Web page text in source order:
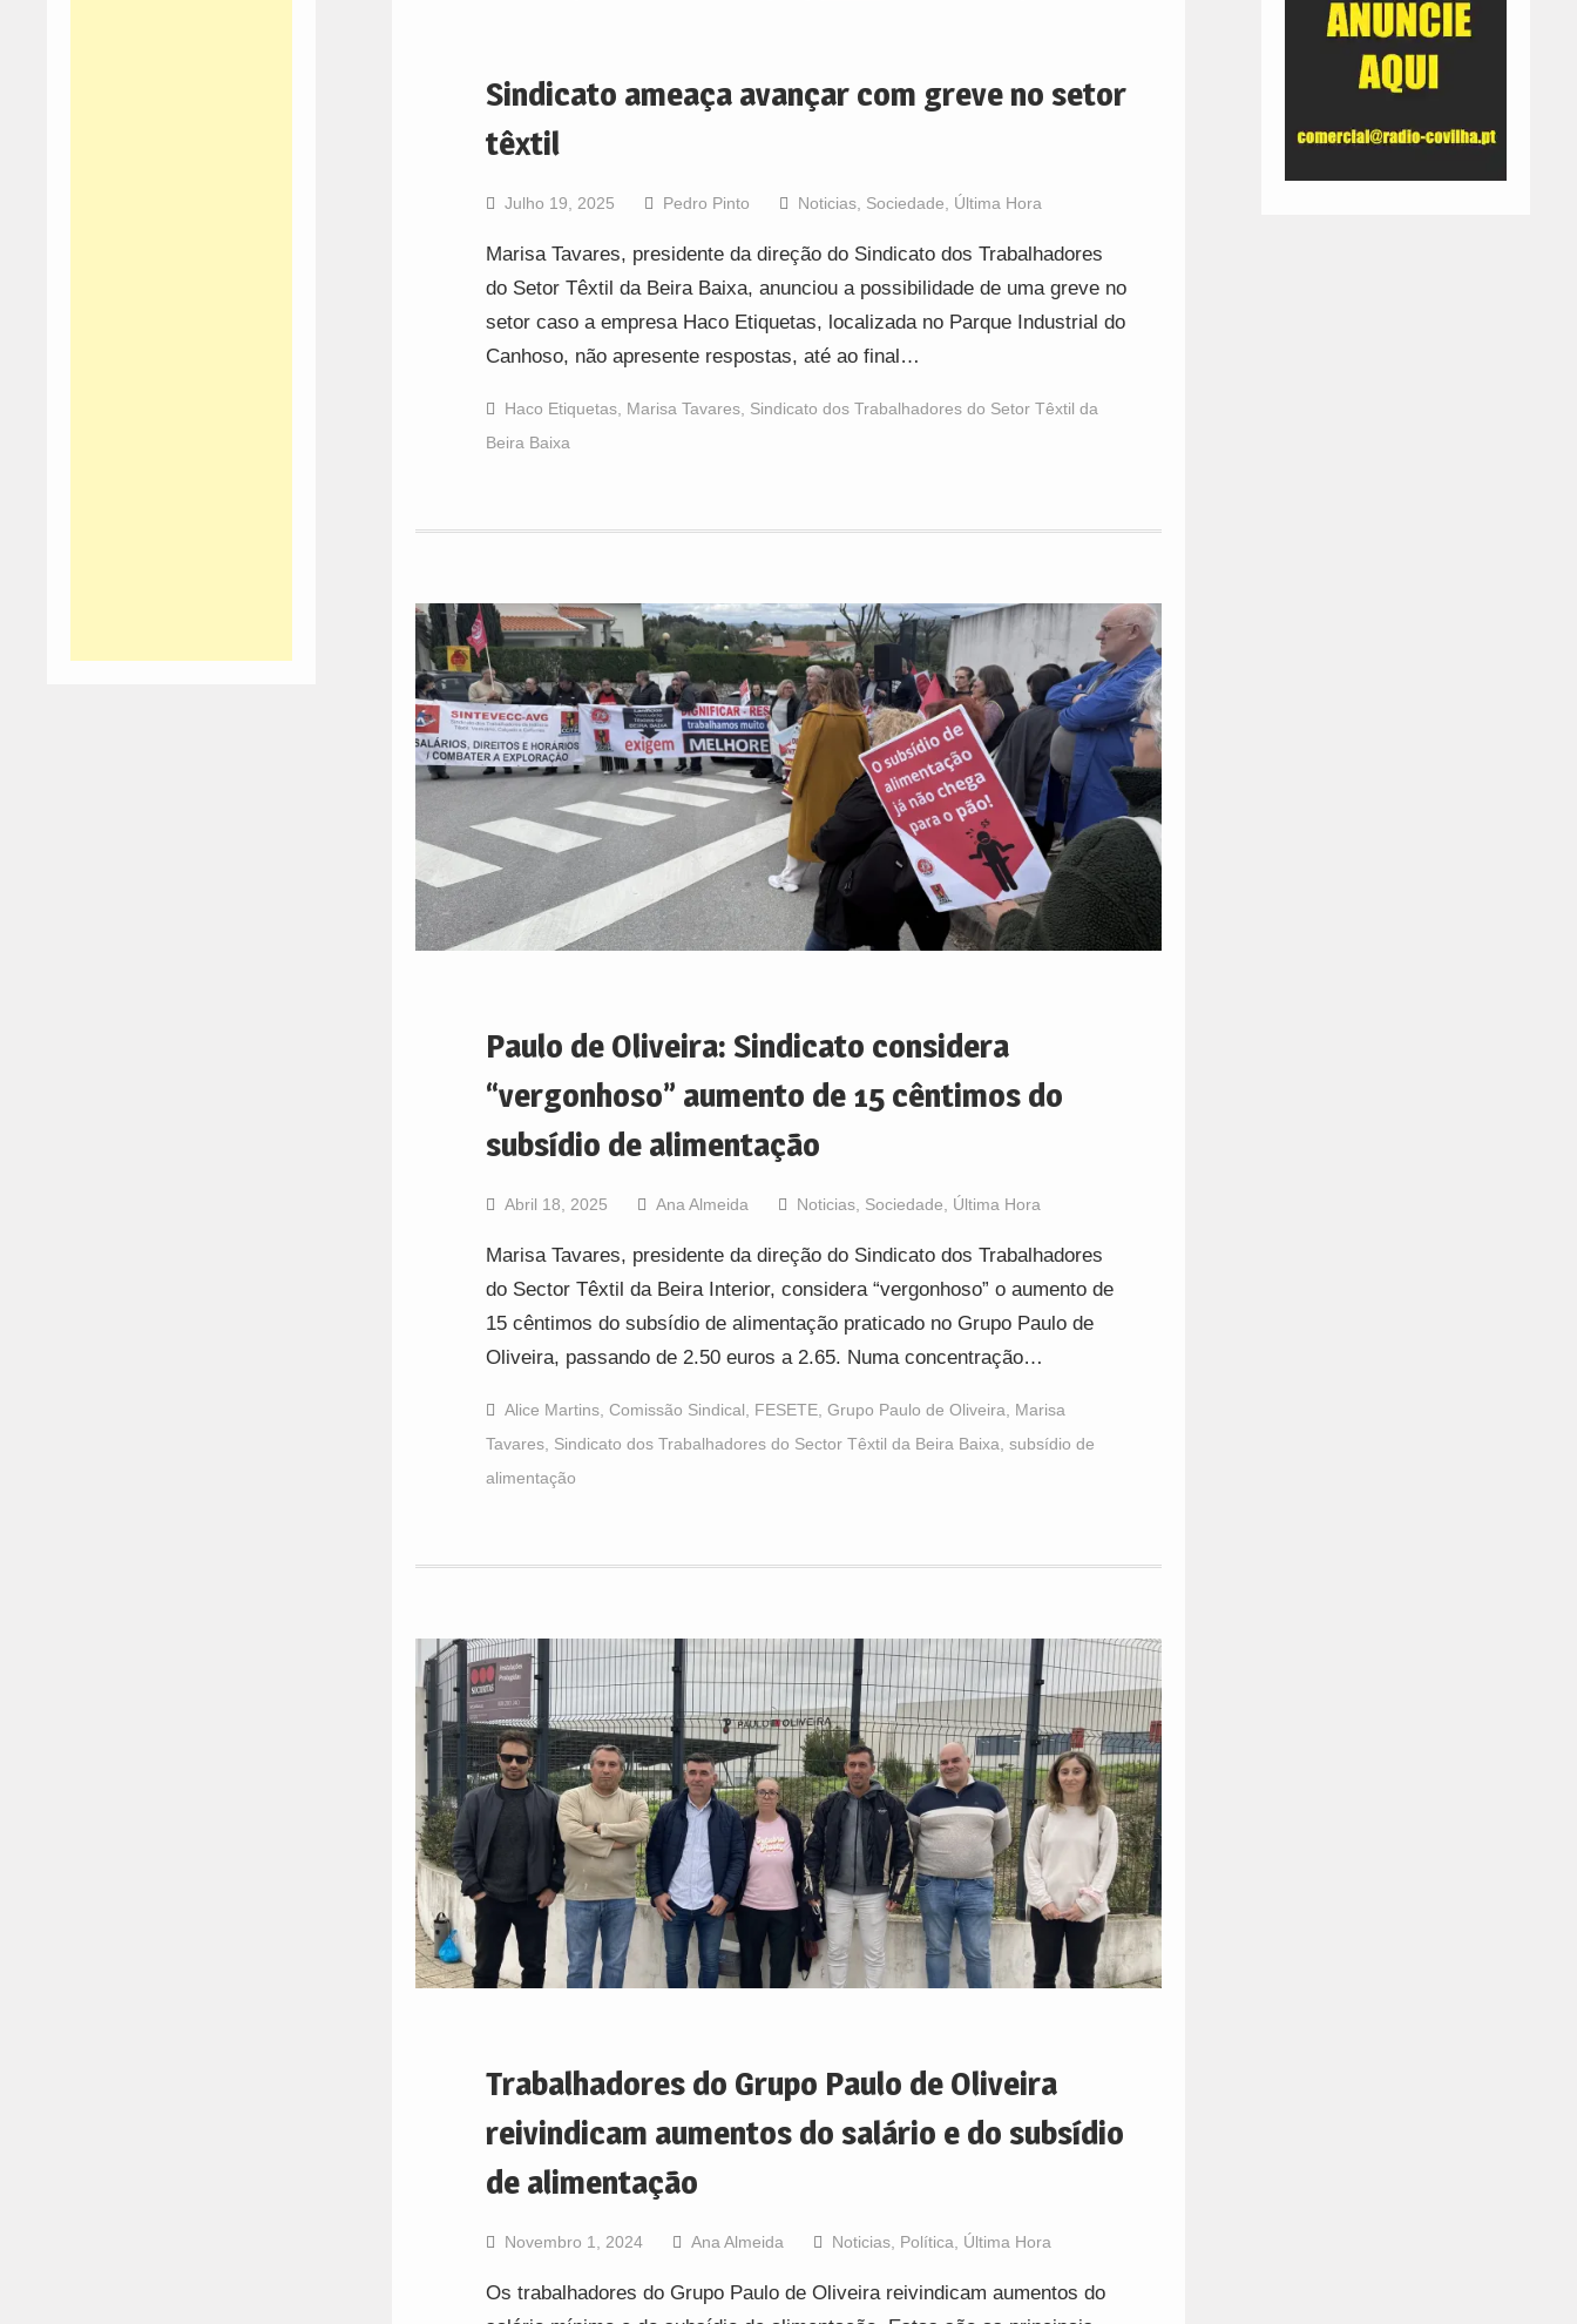
Sindicato ameaça avançar com greve no setor
têxtil
Julho 19, 2025 Pedro Pinto Noticias, Sociedade Última Hora
Marisa Tavares, presidente da direção do Sindicato dos Trabalhadores
do Setor Têxtil da Beira Baixa, anunciou a possibilidade de uma greve no
setor caso a empresa Haco Etiquetas, localizada no Parque Industrial do
Canhoso, não apresente respostas, até ao final…
Haco Etiquetas, Marisa Tavares, Sindicato dos Trabalhadores do Setor Têxtil da
Beira Baixa
Paulo de Oliveira: Sindicato considera
“vergonhoso” aumento de 15 cêntimos do
subsídio de alimentação
Abril 18, 2025 Ana Almeida Noticias, Sociedade, Última Hora
Marisa Tavares, presidente da direção do Sindicato dos Trabalhadores
do Sector Têxtil da Beira Interior, considera “vergonhoso” o aumento de
15 cêntimos do subsídio de alimentação praticado no Grupo Paulo de
Oliveira, passando de 2.50 euros a 2.65. Numa concentração…
Alice Martins, Comissão Sindical, FESETE, Grupo Paulo de Oliveira, Marisa
Tavares, Sindicato dos Trabalhadores do Sector Têxtil da Beira Baixa, subsídio de
alimentação
Trabalhadores do Grupo Paulo de Oliveira
reivindicam aumentos do salário e do subsídio
de alimentação
Novembro 1, 2024 Ana Almeida Noticias, Política Última Hora
Os trabalhadores do Grupo Paulo de Oliveira reivindicam aumentos do